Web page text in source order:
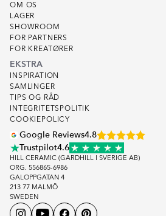
OM OS
LAGER
SHOWROOM
FOR PARTNERS
FOR KREATØRER
EKSTRA
INSPIRATION
SAMLINGER
TIPS OG RÅD
INTEGRITETSPOLITIK
COOKIEPOLICY
Google Reviews4.8
Trustpilot4.6
HILL CERAMIC (GARDHILL I SVERIGE AB)
ORG. 556865-6986
GALOPPGATAN 4
213 77 MALMÖ
SWEDEN